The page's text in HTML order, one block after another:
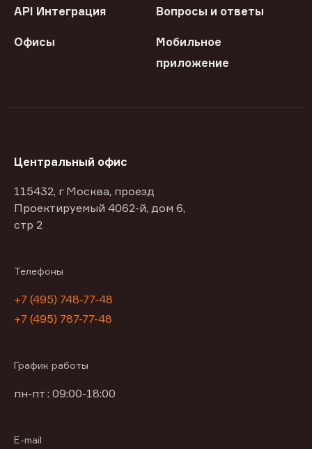
API Интеграция Вопросы и ответы
Офисы
Мобильное
приложение
Центральный офис
115432, г Москва, проезд
Проектируемый 4062-й, дом 6,
стр 2
Телефоны
+7 (495) 748-77-48
+7 (495) 787-77-48
График работы
пн-пт : 09:00-18:00
E-mail